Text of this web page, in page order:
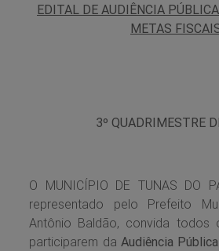
EDITAL DE AUDIÊNCIA
METAS
3º QUADRIMESTRE
O MUNICÍPIO DE TUNAS DO
representado pelo Prefeito
Antônio Baldão, convida todos
participarem da Audiência Pública